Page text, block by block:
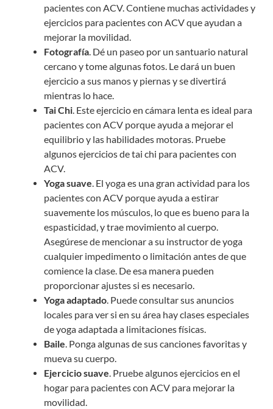
pacientes con ACV. Contiene muchas actividades y
ejercicios para pacientes con ACV que ayudan a
mejorar la movilidad.
Fotografía. Dé un paseo por un santuario natural
cercano y tome algunas fotos. Le dará un buen
ejercicio a sus manos y piernas y se divertirá
mientras lo hace.
Tai Chi. Este ejercicio en cámara lenta es ideal para
pacientes con ACV porque ayuda a mejorar el
equilibrio y las habilidades motoras. Pruebe
algunos ejercicios de tai chi para pacientes con
ACV.
Yoga suave . El yoga es una gran actividad para los
pacientes con ACV porque ayuda a estirar
suavemente los músculos, lo que es bueno para la
espasticidad, y trae movimiento al cuerpo.
Asegúrese de mencionar a su instructor de yoga
cualquier impedimento o limitación antes de que
comience la clase. De esa manera pueden
proporcionar ajustes si es necesario.
Yoga adaptado. Puede consultar sus anuncios
locales para ver si en su área hay clases especiales
de yoga adaptada a limitaciones físicas.
Baile . Ponga algunas de sus canciones favoritas y
mueva su cuerpo.
Ejercicio suave . Pruebe algunos ejercicios en el
hogar para pacientes con ACV para mejorar la
movilidad.